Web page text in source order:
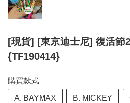
[現貨] [東京迪士尼] 復活節
{TF190414}
購買款式
A. BAYMAX B. MICKEY